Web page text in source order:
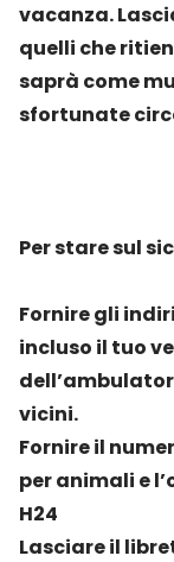
vacanza.
quelli che
saprà come
sfortunate
Per stare sul
Fornire gli
incluso il tuo
vicini.
Fornire il
per animali e
H24
Lasciare il